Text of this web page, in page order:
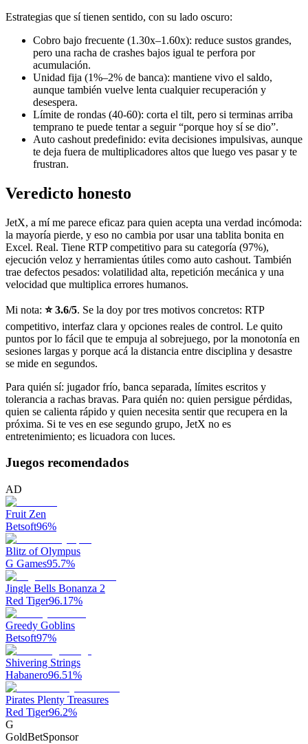
Estrategias que sí tienen sentido, con su lado oscuro:
Cobro bajo frecuente (1.30x–1.60x): reduce sustos grandes,
pero una racha de crashes bajos igual te perfora por
acumulación.
Unidad fija (1%–2% de banca): mantiene vivo el saldo,
aunque también vuelve lenta cualquier recuperación y
desespera.
Límite de rondas (40-60): corta el tilt, pero si terminas arriba
temprano te puede tentar a seguir “porque hoy sí se dio”.
Auto cashout predefinido: evita decisiones impulsivas, aunque
te deja fuera de multiplicadores altos que luego ves pasar y te
frustran.
Veredicto honesto
JetX, a mí me parece eficaz para quien acepta una verdad incómoda:
la mayoría pierde, y eso no cambia por usar una tablita bonita en
Excel. Real. Tiene RTP competitivo para su categoría (97%),
ejecución veloz y herramientas útiles como auto cashout. También
trae defectos pesados: volatilidad alta, repetición mecánica y una
velocidad que multiplica errores humanos.
Mi nota: ⭐ 3.6/5. Se la doy por tres motivos concretos: RTP
competitivo, interfaz clara y opciones reales de control. Le quito
puntos por lo fácil que te empuja al sobrejuego, por la monotonía en
sesiones largas y porque acá la distancia entre disciplina y desastre
se mide en segundos.
Para quién sí: jugador frío, banca separada, límites escritos y
tolerancia a rachas bravas. Para quién no: quien persigue pérdidas,
quien se calienta rápido y quien necesita sentir que recupera en la
próxima. Si te ves en ese segundo grupo, JetX no es
entretenimiento; es licuadora con luces.
Juegos recomendados
AD
Fruit Zen
Betsoft96%
Blitz of Olympus
G Games95.7%
Jingle Bells Bonanza 2
Red Tiger96.17%
Greedy Goblins
Betsoft97%
Shivering Strings
Habanero96.51%
Pirates Plenty Treasures
Red Tiger96.2%
G
GoldBetSponsor